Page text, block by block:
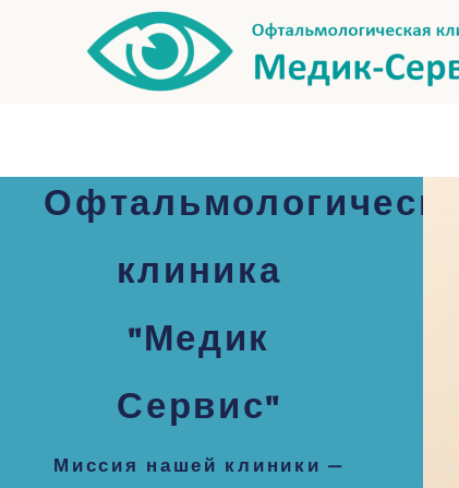
Офтальмологическая
клиника
"Медик
Сервис"
Миссия нашей клиники —